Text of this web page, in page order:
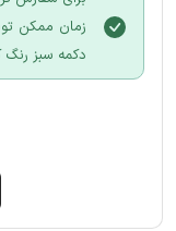
زمان ممکن
دکمه سبز رنگ